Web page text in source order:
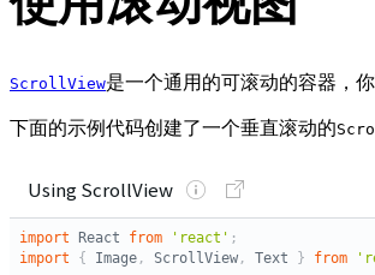
ScrollView是一个通用的可滚动的容器，
下面的示例代码创建了一个垂直滚动的